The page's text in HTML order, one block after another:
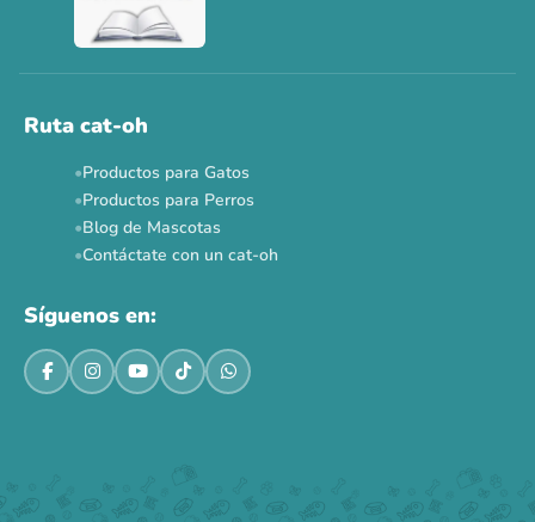
Ruta cat-oh
Productos para Gatos
Productos para Perros
Blog de Mascotas
Contáctate con un cat-oh
Síguenos en: